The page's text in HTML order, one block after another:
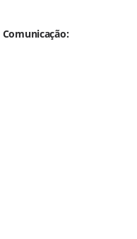
Comunicação: